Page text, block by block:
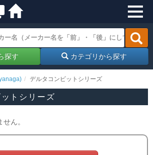
探す カテゴリから探す
デルタコンビットシリーズ
トシリーズ
ん。